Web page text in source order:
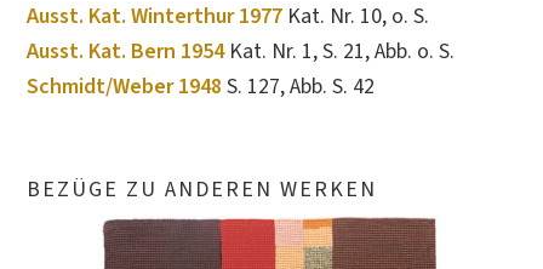
Ausst. Kat. Winterthur 1977 Kat. Nr. 10, o. S.
Ausst. Kat. Bern 1954Kat. Nr. 1, S. 21, Abb. o. S.
Schmidt/Weber 1948 S. 127, Abb. S. 42
BEZÜGE ZU ANDEREN WERKEN